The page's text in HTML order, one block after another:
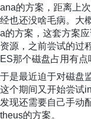
ana的方案，距离上
经也还没啥毛病。大
a的方案，这套方案
资源，之前尝试的过
ES那个磁盘占用有点
于是最近迫于对磁盘
这个期间又开始尝试
发现还需要自己手动
theus的方案。